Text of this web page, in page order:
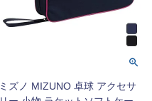
ミズノ MIZUNO 卓球 アクセサ